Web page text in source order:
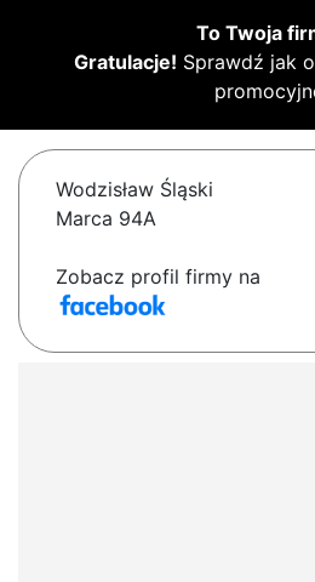
To Twoja
Gratulacje! Sprawdź jak
Wodzisław Śląski
Marca 94A
Zobacz profil firmy na